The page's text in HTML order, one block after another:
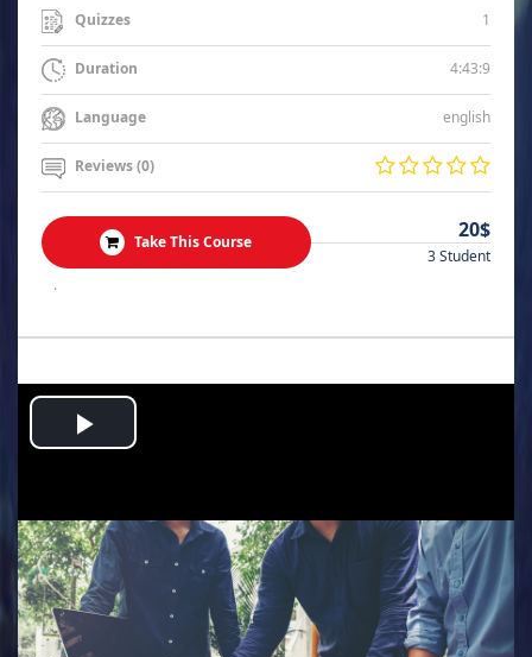
Quizzes 1
Duration 4:43:9
Language english
Reviews (0)
Take This Course 20$
3 Student
.
Play